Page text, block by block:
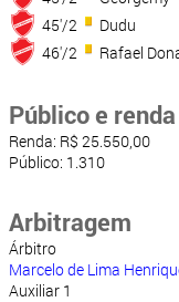
45'/2
Dudu
46'/2
Rafael
Público e renda
Renda: R$ 25.550,00
Público: 1.310
Arbitragem
Árbitro
Marcelo de Lima
Auxiliar 1